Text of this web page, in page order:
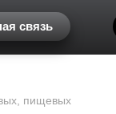
связь
пищевых